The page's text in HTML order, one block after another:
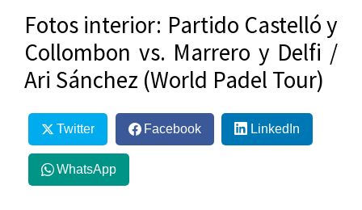
Fotos interior: Partido Castelló y
Collombon vs. Marrero y Delfi /
Ari Sánchez (World Padel Tour)
Twitter Facebook LinkedIn
WhatsApp